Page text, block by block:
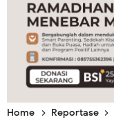
Home Reportase